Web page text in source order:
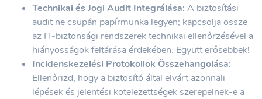
Technikai és Jogi Audit Integrálása: A biztosítási
audit ne csupán papírmunka legyen; kapcsolja össze
az IT-biztonsági rendszerek technikai ellenőrzésével a
hiányosságok feltárása érdekében. Együtt erősebbek!
Incidenskezelési Protokollok Összehangolása:
Ellenőrizd, hogy a biztosító által elvárt azonnali
lépések és jelentési kötelezettségek szerepelnek-e a